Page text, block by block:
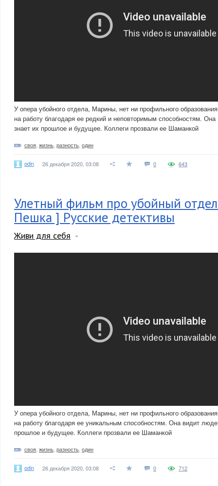
У опера убойного отдела, Марины, нет ни профильного
на работу благодаря ее редкий и неповторимым способностям.
знает их прошлое и будущее. Коллеги прозвали ее Шаманкой
своя жизнь разность один
odin 26 декабря 2020, 03:08 0 643
Улетный фильм про убойный
Пешка ] Русские детективы
Живи для себя
У опера убойного отдела, Марины, нет ни профильного
на работу благодаря ее уникальным способностям. Она видит
прошлое и будущее. Коллеги прозвали ее Шаманкой
своя жизнь разность один
odin 26 декабря 2020, 03:08 0 712